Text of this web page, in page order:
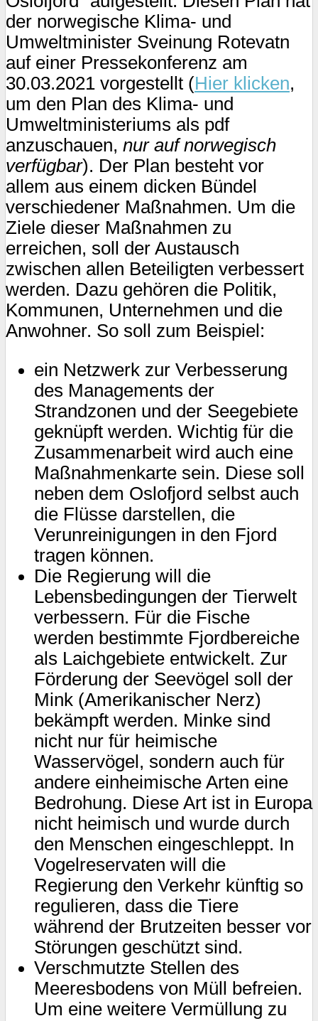
der norwegische Klima- und
Umweltminister Sveinung Rotevatn
auf einer Pressekonferenz am
30.03.2021 vorgestellt (Hier klicken,
um den Plan des Klima- und
Umweltministeriums als pdf
anzuschauen, nur auf norwegisch
verfügbar). Der Plan besteht vor
allem aus einem dicken Bündel
verschiedener Maßnahmen. Um die
Ziele dieser Maßnahmen zu
erreichen, soll der Austausch
zwischen allen Beteiligten verbessert
werden. Dazu gehören die Politik,
Kommunen, Unternehmen und die
Anwohner. So soll zum Beispiel:
ein Netzwerk zur Verbesserung
des Managements der
Strandzonen und der Seegebiete
geknüpft werden. Wichtig für die
Zusammenarbeit wird auch eine
Maßnahmenkarte sein. Diese soll
neben dem Oslofjord selbst auch
die Flüsse darstellen, die
Verunreinigungen in den Fjord
tragen können.
Die Regierung will die
Lebensbedingungen der Tierwelt
verbessern. Für die Fische
werden bestimmte Fjordbereiche
als Laichgebiete entwickelt. Zur
Förderung der Seevögel soll der
Mink (Amerikanischer Nerz)
bekämpft werden. Minke sind
nicht nur für heimische
Wasservögel, sondern auch für
andere einheimische Arten eine
Bedrohung. Diese Art ist in Europa
nicht heimisch und wurde durch
den Menschen eingeschleppt. In
Vogelreservaten will die
Regierung den Verkehr künftig so
regulieren, dass die Tiere
während der Brutzeiten besser vor
Störungen geschützt sind.
Verschmutzte Stellen des
Meeresbodens von Müll befreien.
Um eine weitere Vermüllung zu